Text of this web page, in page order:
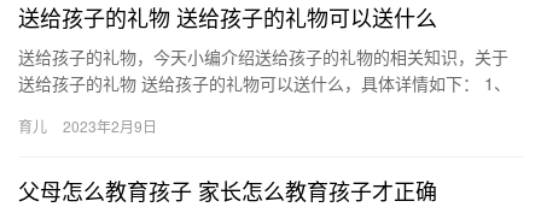
送给孩子的礼物 送给孩子的礼物可以送什么
送给孩子的礼物，今天小编介绍送给孩子的礼物的相关知识，关于
送给孩子的礼物 送给孩子的礼物可以送什么，具体详情如下： 1、
子…
育儿 2023年2月9日
父母怎么教育孩子 家长怎么教育孩子才正确